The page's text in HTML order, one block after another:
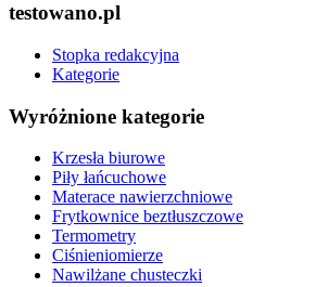
testowano.pl
Stopka redakcyjna
Kategorie
Wyróżnione kategorie
Krzesła biurowe
Piły łańcuchowe
Materace nawierzchniowe
Frytkownice beztłuszczowe
Termometry
Ciśnieniomierze
Nawilżane chusteczki